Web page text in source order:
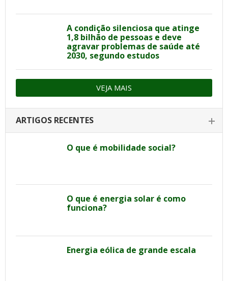
A condição silenciosa que atinge
1,8 bilhão de pessoas e deve
agravar problemas de saúde até
2030, segundo estudos
VEJA MAIS
ARTIGOS RECENTES
O que é mobilidade social?
O que é energia solar é como
funciona?
Energia eólica de grande escala